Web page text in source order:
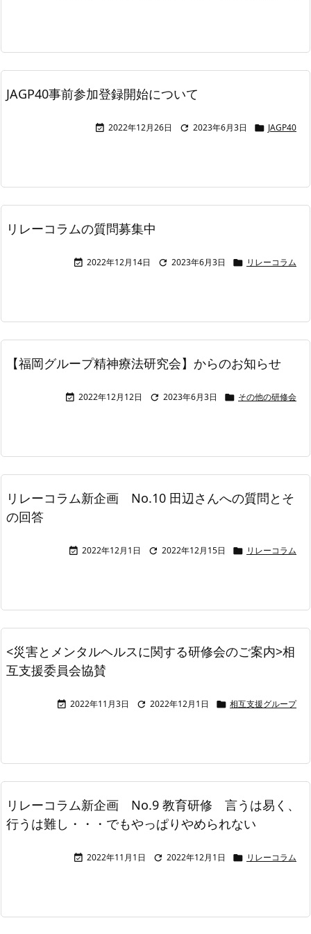
JAGP40事前参加登録開始について
 2022年12月26日  2023年6月3日  JAGP40
リレーコラムの質問募集中
 2022年12月14日  2023年6月3日  リレーコラム
【福岡グループ精神療法研究会】からのお知らせ
 2022年12月12日  2023年6月3日  その他の研修会
リレーコラム新企画 No.10 田辺さんへの質問とそ
の回答
 2022年12月1日  2022年12月15日  リレーコラム
<災害とメンタルヘルスに関する研修会のご案内>相
互支援委員会協賛
 2022年11月3日  2022年12月1日  相互支援グループ
リレーコラム新企画 No.9 教育研修 言うは易く、
行うは難し・・・でもやっぱりやめられない
 2022年11月1日  2022年12月1日  リレーコラム